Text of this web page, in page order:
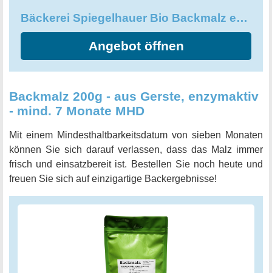
Bäckerei Spiegelhauer Bio Backmalz extra dunkel (1 kg)
Angebot öffnen
Backmalz 200g - aus Gerste, enzymaktiv
- mind. 7 Monate MHD
Mit einem Mindesthaltbarkeitsdatum von sieben Monaten
können Sie sich darauf verlassen, dass das Malz immer
frisch und einsatzbereit ist. Bestellen Sie noch heute und
freuen Sie sich auf einzigartige Backergebnisse!